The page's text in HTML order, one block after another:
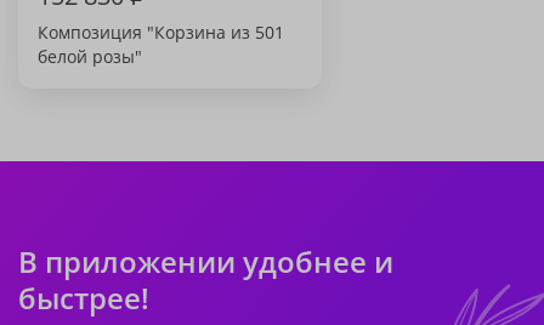
Композиция "Корзина из 501
белой розы"
В приложении удобнее и
быстрее!